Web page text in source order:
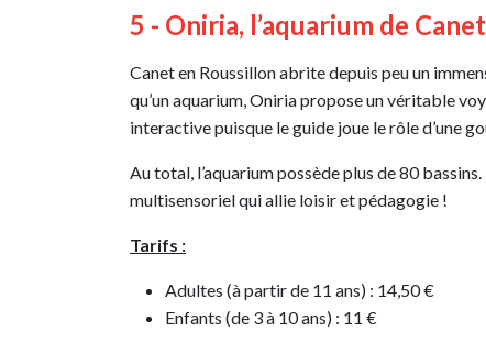
5 - Oniria, l’aquarium de
Canet en Roussillon abrite depuis peu un
qu’un aquarium, Oniria propose un véritable
interactive puisque le guide joue le rôle d’une
Au total, l’aquarium possède plus de 80
multisensoriel qui allie loisir et pédagogie !
Tarifs :
Adultes (à partir de 11 ans) : 14,50 €
Enfants (de 3 à 10 ans) : 11 €